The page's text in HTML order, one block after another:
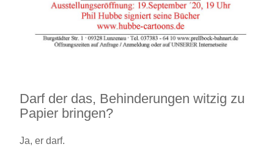
Darf der das, Behinderungen witzig zu
Papier bringen?
Ja, er darf.